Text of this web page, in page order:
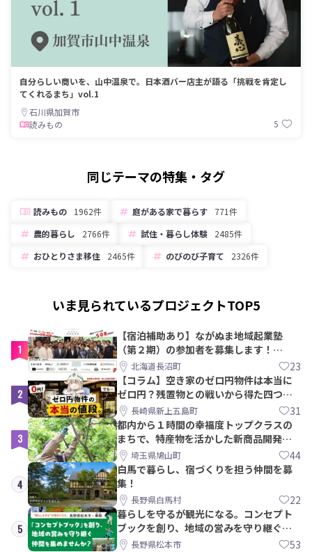
自分らしい商いを、山中温泉で。日本酒バー店主が語る「挑戦を肯定し
てくれるまち」vol.1
石川県加賀市
読みもの
5
同じテーマの特集・タグ
読みもの 1962件 庭がある家で暮らす
771件
農的暮らし
2766件 試住・暮らし体験
2485件
おひとりさま移住
2465件 のびのび子育て 2326件
いま見られているプロジェクトTOP5
1
【宿泊補助あり】ながぬま地域起業塾
（第２期）の参加者を募集します！
【8/21〆】
北海道長沼町 23
2
【コラム】空き家のゼロ円物件は本当に
ゼロ円？残置物との戦いから得た四つの
教訓｜新上五島町
長崎県新上五島町 31
3
都内から１時間の幸福度トップクラスの
まちで、特産物を活かした新商品開発＆
PRメンバー募集！
埼玉県鳩山町 44
4
白馬で暮らし、宿づくりを担う仲間を募
集！
長野県白馬村 22
5
暮らしを守るが観光になる。コンセプト
ブックを創り、地域の営みを守り継ぐ仲
間を集めませんか？
長野県松本市 53